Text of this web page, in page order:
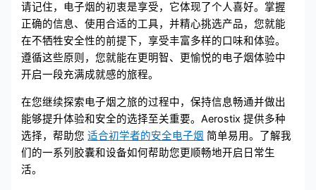
请记住，电子烟的初衷是享受，它体现了个人喜好。掌握
正确的信息、使用合适的工具，并精心挑选产品，您就能
在不牺牲安全性的前提下，享受丰富多样的口味和体验。
遵循这些原则，您就能在更明智、更愉悦的电子烟体验中
开启一段充满成就感的旅程。
在您继续探索电子烟之旅的过程中，保持信息畅通并做出
能够提升体验和安全的选择至关重要。Aerostix 提供多种
选择，帮助您适合初学者的安全电子烟 简单易用。了解我
们的一系列胶囊和设备如何帮助您更顺畅地开启日常生
活。